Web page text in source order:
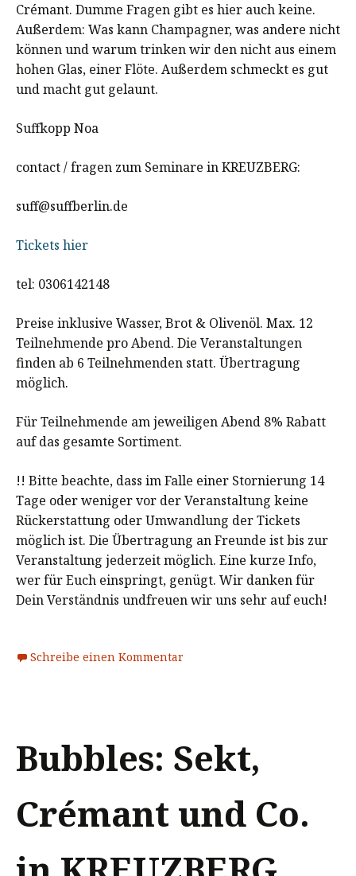
Crémant. Dumme Fragen gibt es hier auch keine.
Außerdem: Was kann Champagner, was andere nicht
können und warum trinken wir den nicht aus einem
hohen Glas, einer Flöte. Außerdem schmeckt es gut
und macht gut gelaunt.
Suffkopp Noa
contact / fragen zum Seminare in KREUZBERG:
suff@suffberlin.de
Tickets hier
tel: 0306142148
Preise inklusive Wasser, Brot & Olivenöl. Max. 12
Teilnehmende pro Abend. Die Veranstaltungen
finden ab 6 Teilnehmenden statt. Übertragung
möglich.
Für Teilnehmende am jeweiligen Abend 8% Rabatt
auf das gesamte Sortiment.
!! Bitte beachte, dass im Falle einer Stornierung 14
Tage oder weniger vor der Veranstaltung keine
Rückerstattung oder Umwandlung der Tickets
möglich ist. Die Übertragung an Freunde ist bis zur
Veranstaltung jederzeit möglich. Eine kurze Info,
wer für Euch einspringt, genügt. Wir danken für
Dein Verständnis undfreuen wir uns sehr auf euch!
Schreibe einen Kommentar
Bubbles: Sekt,
Crémant und Co.